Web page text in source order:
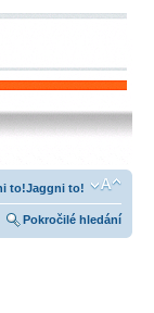
Jaggni to!
Pokročilé hledání